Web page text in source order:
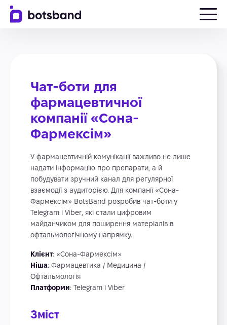
Чат-боти для
фармацевтичної
компанії «Сона-
Фармексім»
У фармацевтичній комунікації важливо не лише
надати інформацію про препарати, а й
побудувати зручний канал для регулярної
взаємодії з аудиторією. Для компанії «Сона-
Фармексім» BotsBand розробив чат-боти у
Telegram і Viber, які стали цифровим
майданчиком для поширення матеріалів в
офтальмологічному напрямку.
Клієнт: «Сона-Фармексім»
Ніша: Фармацевтика / Медицина /
Офтальмологія
Платформи: Telegram і Viber
Зміст